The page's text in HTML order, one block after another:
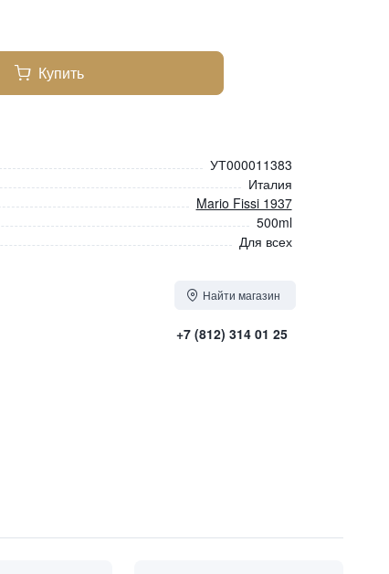
Купить
УТ000011383
Италия
Mario Fissi 1937
500ml
Для всех
Найти магазин
+7 (812) 314 01 25